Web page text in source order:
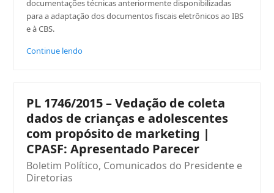
documentações técnicas anteriormente disponibilizadas
para a adaptação dos documentos fiscais eletrônicos ao IBS
e à CBS.
Continue lendo
PL 1746/2015 – Vedação de coleta
dados de crianças e adolescentes
com propósito de marketing |
CPASF: Apresentado Parecer
Boletim Político, Comunicados do Presidente e
Diretorias